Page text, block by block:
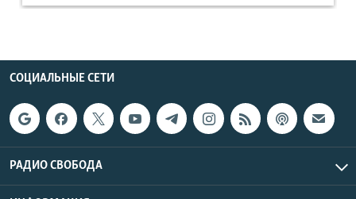
СОЦИАЛЬНЫЕ СЕТИ
РАДИО СВОБОДА